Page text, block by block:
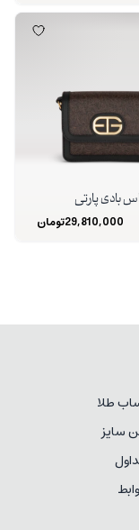
بادی پارتی
29,810,000تومان
طلا
سایز